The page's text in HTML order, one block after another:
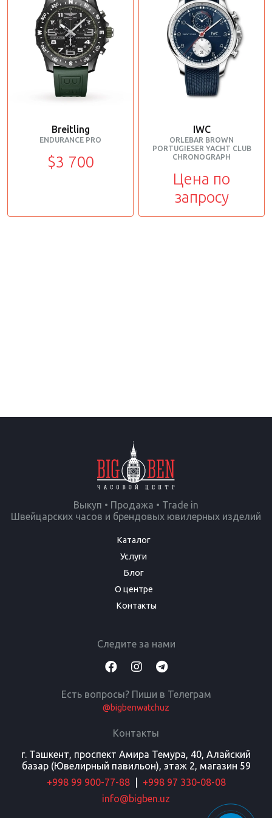
Breitling
ENDURANCE PRO
$3 700
IWC
ORLEBAR BROWN
PORTUGIESER YACHT CLUB
CHRONOGRAPH
Цена по
запросу
Выкуп • Продажа • Trade in
Швейцарских часов и брендовых ювилерных изделий
Каталог
Услуги
Блог
О центре
Контакты
Следите за нами
Есть вопросы? Пиши в Телеграм
@bigbenwatchuz
Контакты
г. Ташкент, проспект Амира Темура, 40, Алайский
базар (Ювелирный павильон), этаж 2, магазин 59
+998 99 900-77-88
+998 97 330-08-08
info@bigben.uz